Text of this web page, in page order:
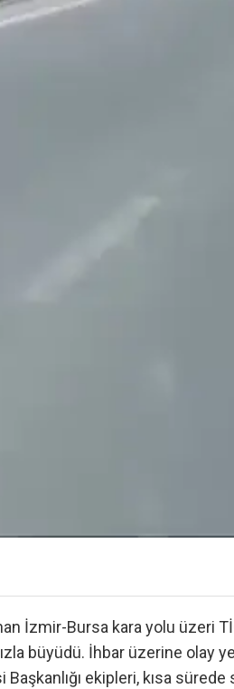
İzmir-Bursa kara yolu üzeri
büyüdü. İhbar üzerine olay
ekipleri, kısa sürede